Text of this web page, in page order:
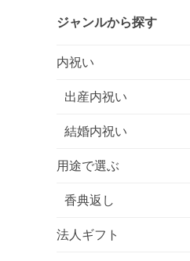
ジャンルから探す
内祝い
出産内祝い
結婚内祝い
用途で選ぶ
香典返し
法人ギフト